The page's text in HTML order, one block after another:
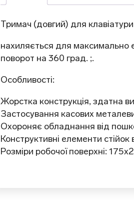
Тримач (довгий) для
нахиляється для максимально
поворот на 360 град. ;.
Особливості:
Жорстка конструкція, здатна
Застосування касових
Охороняє обладнання від
Конструктивні елементи
Розміри робочої поверхні: